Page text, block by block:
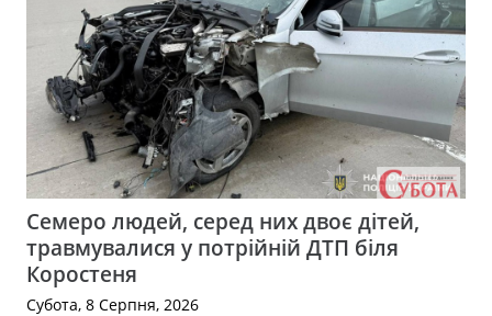
Семеро людей, серед них двоє дітей,
травмувалися у потрійній ДТП біля
Коростеня
Субота, 8 Серпня, 2026